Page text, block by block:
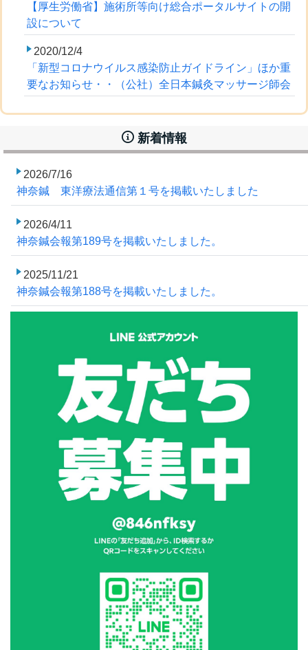
【厚生労働省】施術所等向け総合ポータルサイトの開
設について
2020/12/4
「新型コロナウイルス感染防止ガイドライン」ほか重
要なお知らせ・・（公社）全日本鍼灸マッサージ師会
新着情報
2026/7/16
神奈鍼 東洋療法通信第１号を掲載いたしました
2026/4/11
神奈鍼会報第189号を掲載いたしました。
2025/11/21
神奈鍼会報第188号を掲載いたしました。